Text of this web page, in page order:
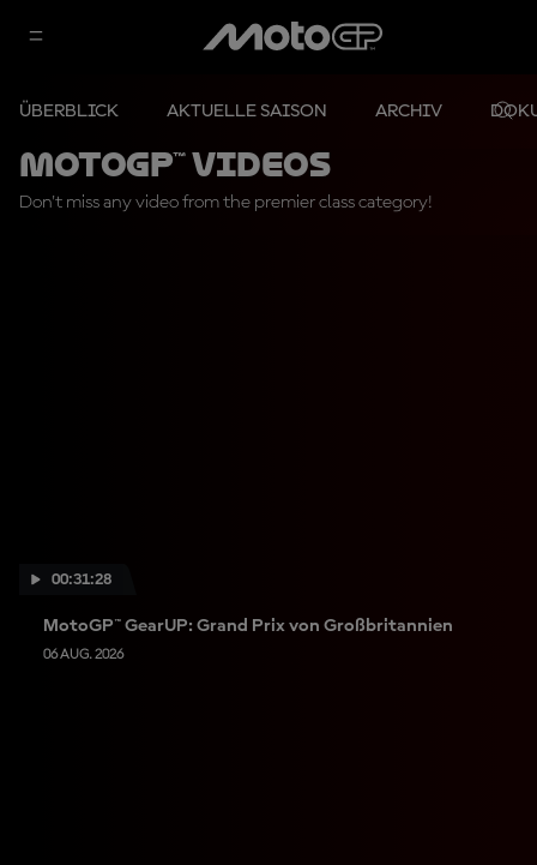
ÜBERBLICK AKTUELLE SAISON ARCHIV
MotoGP™ Videos
Don't miss any video from the premier class category!
00:31:28
MotoGP™ GearUP: Grand Prix von Großbritannien
06 AUG. 2026